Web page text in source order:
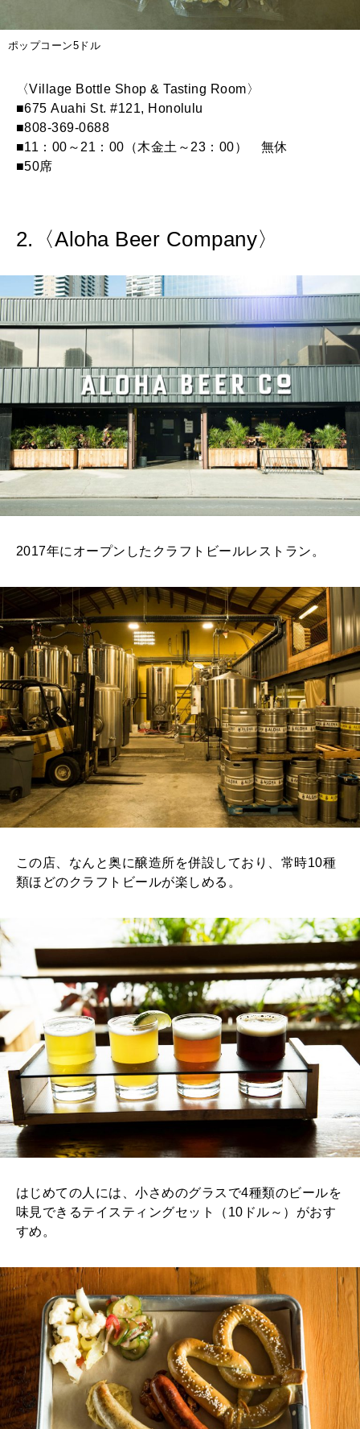
ポップコーン5ドル
〈Village Bottle Shop & Tasting Room〉
■675 Auahi St. #121, Honolulu
■808-369-0688
■11：00～21：00（木金土～23：00） 無休
■50席
2.〈Aloha Beer Company〉
2017年にオープンしたクラフトビールレストラン。
この店、なんと奥に醸造所を併設しており、常時10種
類ほどのクラフトビールが楽しめる。
はじめての人には、小さめのグラスで4種類のビールを
味見できるテイスティングセット（10ドル～）がおす
すめ。